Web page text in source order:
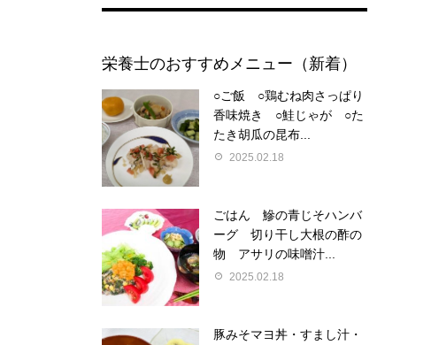
栄養士のおすすめメニュー（新着）
○ご飯 ○鶏むね肉さっぱり
香味焼き ○鮭じゃが ○た
たき胡瓜の昆布...
2025.02.18
ごはん 鰺の青じそハンバ
ーグ 切り干し大根の酢の
物 アサリの味噌汁...
2025.02.18
豚みそマヨ丼・すまし汁・